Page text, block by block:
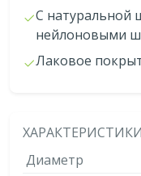
С натуральной
нейлоновыми
Лаковое
ХАРАКТЕРИСТИКИ
Диаметр